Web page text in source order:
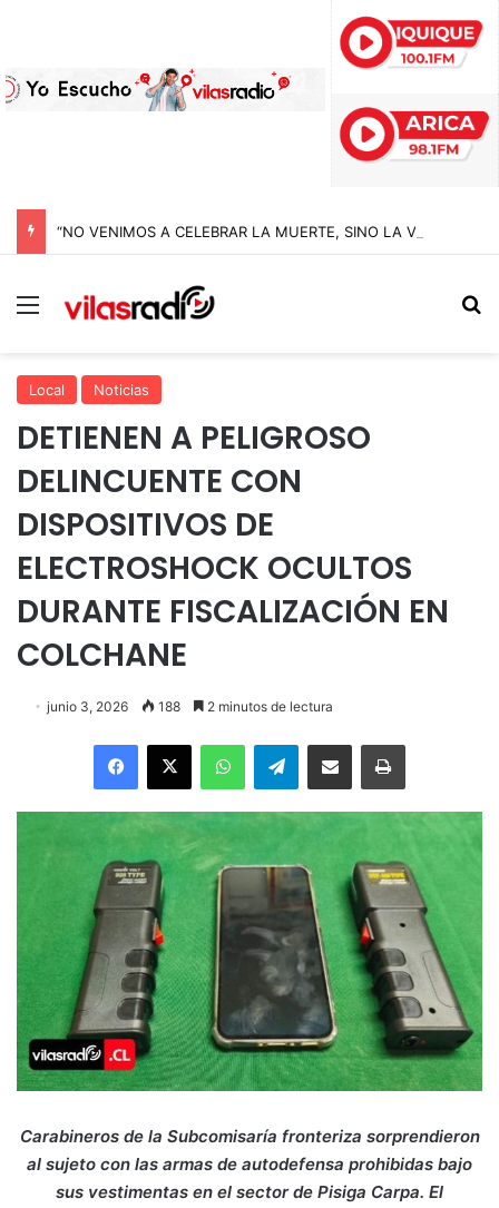
Menú
Local Noticias
DETIENEN A PELIGROSO
DELINCUENTE CON
DISPOSITIVOS DE
ELECTROSHOCK OCULTOS
DURANTE FISCALIZACIÓN EN
COLCHANE
junio 3, 2026 188 2 minutos de lectura
Facebook
X WhatsAppTelegramEnviar vía email Imprimir
Carabineros de la Subcomisaría fronteriza sorprendieron
al sujeto con las armas de autodefensa prohibidas bajo
sus vestimentas en el sector de Pisiga Carpa. El